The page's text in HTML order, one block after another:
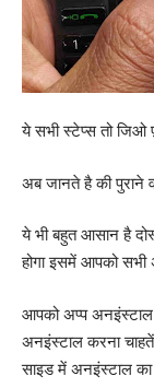
ये सभी स्टेप्स तो
अब जानते है की
ये भी बहुत आसान है
होगा इसमें आपको सभी
आपको अप्प अनइंस्टाल
अनइंस्टाल करना
साइड में अनइंस्टाल